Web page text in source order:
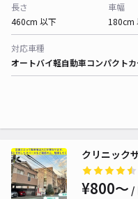
長さ
460cm 以下
車幅
180cm
対応車種
オートバイ軽自動車コンパクト
クリニック
¥800〜 /